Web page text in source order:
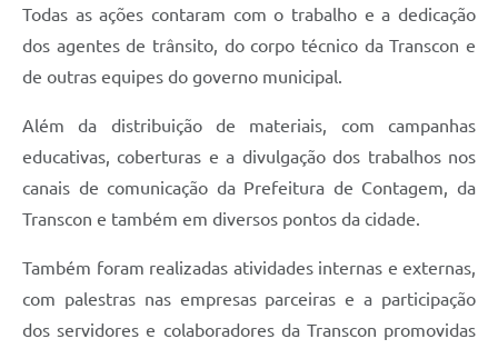
Todas as ações contaram com o trabalho e a dedicação
dos agentes de trânsito, do corpo técnico da Transcon e
de outras equipes do governo municipal.
Além da distribuição de materiais, com campanhas
educativas, coberturas e a divulgação dos trabalhos nos
canais de comunicação da Prefeitura de Contagem, da
Transcon e também em diversos pontos da cidade.
Também foram realizadas atividades internas e externas,
com palestras nas empresas parceiras e a participação
dos servidores e colaboradores da Transcon promovidas